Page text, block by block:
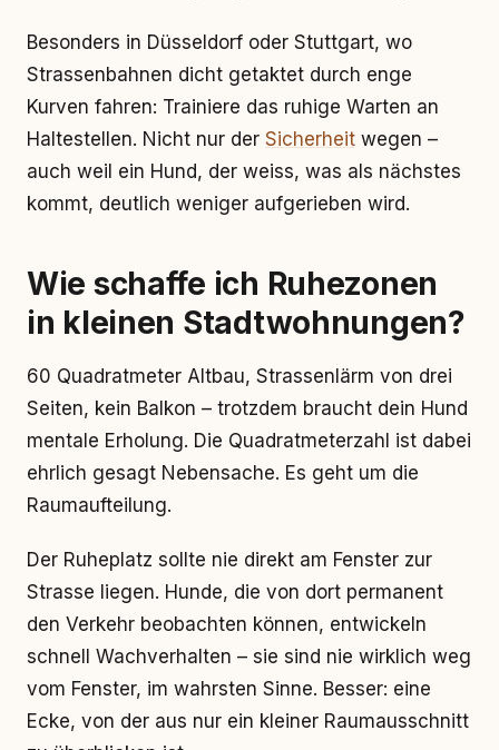
Besonders in Düsseldorf oder Stuttgart, wo
Strassenbahnen dicht getaktet durch enge
Kurven fahren: Trainiere das ruhige Warten an
Haltestellen. Nicht nur der Sicherheit wegen –
auch weil ein Hund, der weiss, was als nächstes
kommt, deutlich weniger aufgerieben wird.
Wie schaffe ich Ruhezonen
in kleinen Stadtwohnungen?
60 Quadratmeter Altbau, Strassenlärm von drei
Seiten, kein Balkon – trotzdem braucht dein Hund
mentale Erholung. Die Quadratmeterzahl ist dabei
ehrlich gesagt Nebensache. Es geht um die
Raumaufteilung.
Der Ruheplatz sollte nie direkt am Fenster zur
Strasse liegen. Hunde, die von dort permanent
den Verkehr beobachten können, entwickeln
schnell Wachverhalten – sie sind nie wirklich weg
vom Fenster, im wahrsten Sinne. Besser: eine
Ecke, von der aus nur ein kleiner Raumausschnitt